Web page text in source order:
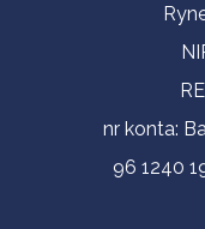
Contact
nr konta:
96 1240